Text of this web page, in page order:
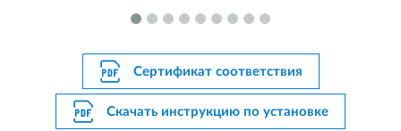
Сертификат соответствия
Скачать инструкцию по установке